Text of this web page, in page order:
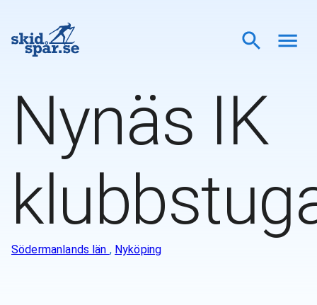
Nynäs IK
Södermanlands län , Nyköping